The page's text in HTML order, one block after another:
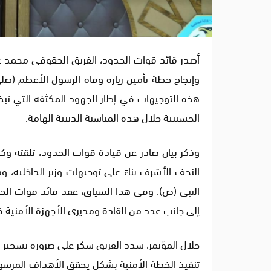
أصدر قائد قوات الحدود، الفريق الحقوقي
وإنجاح خطة تأمين زيارة وفاة الرسول الأعظم
هذه التوجيهات في إطار الجهود المكثفة التي
الحسينية خلال هذه المناسبة الدينية الهامة.
وذكر بيان صادر عن قيادة قوات الحدود، تلقته
النجف الأشرف بناءً على توجيهات وزير
النبي (ص). وفي هذا السياق، عقد قائد قوات
إلى جانب عدد من القادة ومديري الأجهزة
خلال المؤتمر، شدد الفريق سكر على ضرورة
تنفيذ الخطة الأمنية بشكل يحقق الأهداف